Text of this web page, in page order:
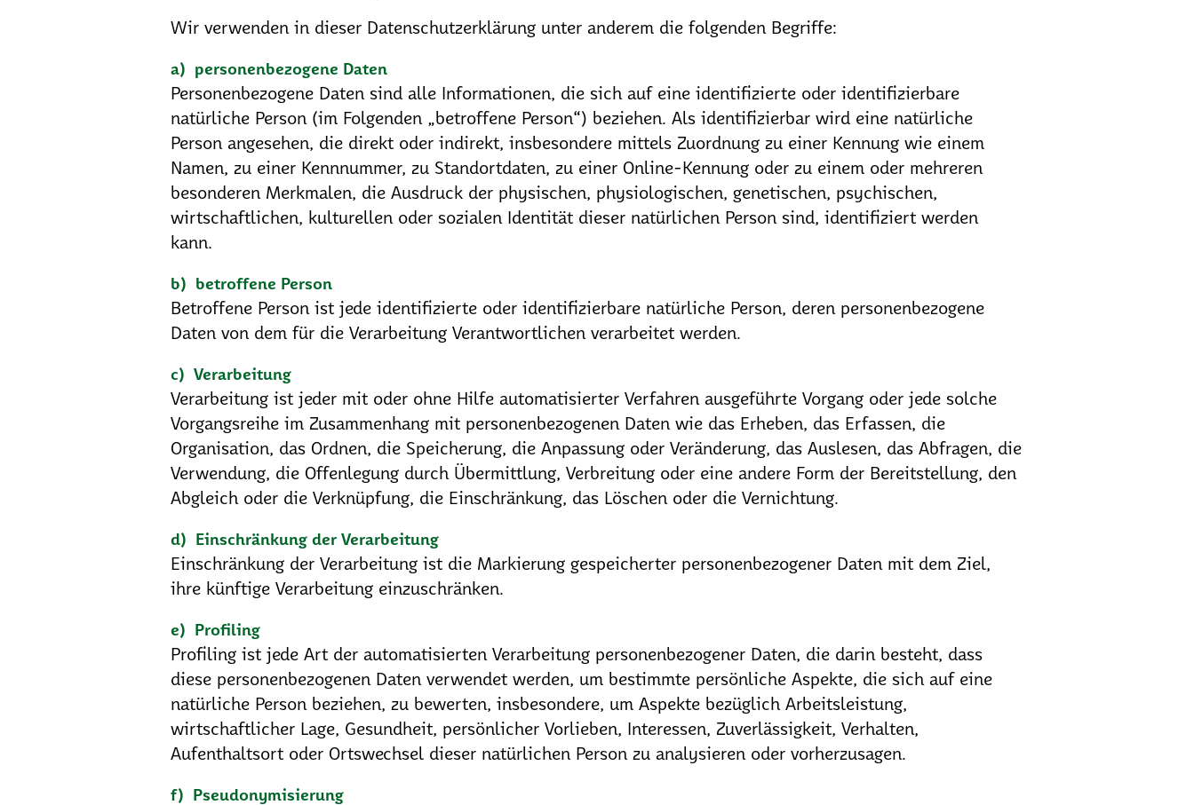
Wir verwenden in dieser Datenschutzerklärung unter anderem die folgenden Begriffe:
a) personenbezogene Daten
Personenbezogene Daten sind alle Informationen, die sich auf eine identifizierte oder identifizierbare
natürliche Person (im Folgenden „betroffene Person“) beziehen. Als identifizierbar wird eine natürliche
Person angesehen, die direkt oder indirekt, insbesondere mittels Zuordnung zu einer Kennung wie einem
Namen, zu einer Kennnummer, zu Standortdaten, zu einer Online-Kennung oder zu einem oder mehreren
besonderen Merkmalen, die Ausdruck der physischen, physiologischen, genetischen, psychischen,
wirtschaftlichen, kulturellen oder sozialen Identität dieser natürlichen Person sind, identifiziert werden
kann.
b) betroffene Person
Betroffene Person ist jede identifizierte oder identifizierbare natürliche Person, deren personenbezogene
Daten von dem für die Verarbeitung Verantwortlichen verarbeitet werden.
c) Verarbeitung
Verarbeitung ist jeder mit oder ohne Hilfe automatisierter Verfahren ausgeführte Vorgang oder jede solche
Vorgangsreihe im Zusammenhang mit personenbezogenen Daten wie das Erheben, das Erfassen, die
Organisation, das Ordnen, die Speicherung, die Anpassung oder Veränderung, das Auslesen, das Abfragen, die
Verwendung, die Offenlegung durch Übermittlung, Verbreitung oder eine andere Form der Bereitstellung, den
Abgleich oder die Verknüpfung, die Einschränkung, das Löschen oder die Vernichtung.
d) Einschränkung der Verarbeitung
Einschränkung der Verarbeitung ist die Markierung gespeicherter personenbezogener Daten mit dem Ziel,
ihre künftige Verarbeitung einzuschränken.
e) Profiling
Profiling ist jede Art der automatisierten Verarbeitung personenbezogener Daten, die darin besteht, dass
diese personenbezogenen Daten verwendet werden, um bestimmte persönliche Aspekte, die sich auf eine
natürliche Person beziehen, zu bewerten, insbesondere, um Aspekte bezüglich Arbeitsleistung,
wirtschaftlicher Lage, Gesundheit, persönlicher Vorlieben, Interessen, Zuverlässigkeit, Verhalten,
Aufenthaltsort oder Ortswechsel dieser natürlichen Person zu analysieren oder vorherzusagen.
f) Pseudonymisierung